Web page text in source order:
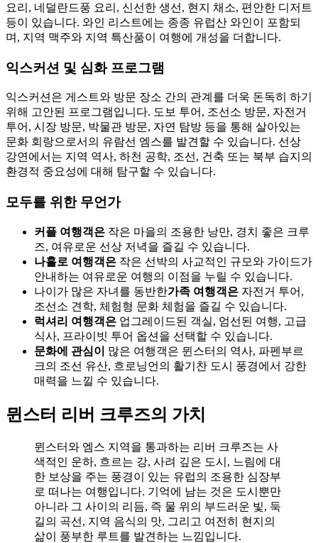
요리, 네덜란드풍 요리, 신선한 생선, 현지 채소, 편안한 디저트
등이 있습니다. 와인 리스트에는 종종 유럽산 와인이 포함되
며, 지역 맥주와 지역 특산품이 여행에 개성을 더합니다.
익스커션 및 심화 프로그램
익스커션은 게스트와 방문 장소 간의 관계를 더욱 돈독히 하기
위해 고안된 프로그램입니다. 도보 투어, 조선소 방문, 자전거
투어, 시장 방문, 박물관 방문, 자연 탐방 등을 통해 살아있는
문화 회랑으로서의 유람선 엠스를 발견할 수 있습니다. 선상
강연에서는 지역 역사, 하천 공학, 조선, 건축 또는 북부 습지의
환경적 중요성에 대해 탐구할 수 있습니다.
모두를 위한 무언가
커플 여행객은 작은 마을의 조용한 낭만, 경치 좋은 크루
즈, 여유로운 선상 저녁을 즐길 수 있습니다.
나홀로 여행객은 작은 선박의 사교적인 규모와 가이드가
안내하는 여유로운 여행의 이점을 누릴 수 있습니다.
나이가 많은 자녀를 동반한가족 여행객은 자전거 투어,
조선소 견학, 체험형 문화 체험을 즐길 수 있습니다.
럭셔리 여행객은 업그레이드된 객실, 엄선된 여행, 고급
식사, 프라이빗 투어 옵션을 선택할 수 있습니다.
문화에 관심이
많은 여행객은 뮌스터의 역사, 파펜부르
크의 조선 유산, 흐로닝언의 활기찬 도시 풍경에서 강한
매력을 느낄 수 있습니다.
뮌스터 리버 크루즈의 가치
뮌스터와 엠스 지역을 통과하는 리버 크루즈는 사
색적인 운하, 흐르는 강, 사려 깊은 도시, 느림에 대
한 보상을 주는 풍경이 있는 유럽의 조용한 심장부
로 떠나는 여행입니다. 기억에 남는 것은 도시뿐만
아니라 그 사이의 리듬, 즉 물 위의 부드러운 빛, 둑
길의 곡선, 지역 음식의 맛, 그리고 여전히 현지의
삶이 풍부한 루트를 발견하는 느낌입니다.